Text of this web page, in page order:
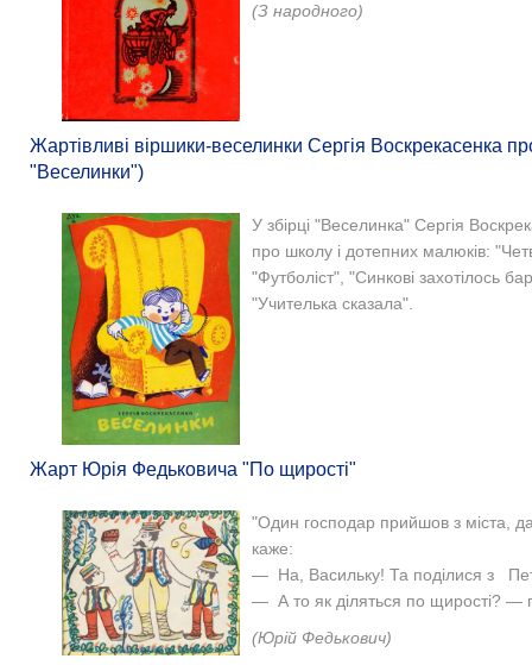
(З народного)
Жартівливі віршики-веселинки Сергія Воскрекасенка
"Веселинки")
У збірці "Веселинка" Сергія
про школу і дотепних малюків:
"Футболіст", "Синкові захотілось
"Учителька сказала".
Жарт Юрія Федьковича "По щирості"
"Один господар прийшов з міста,
каже:
— На, Васильку! Та поділися з
— А то як діляться по щирості? —
(Юрій Федькович)